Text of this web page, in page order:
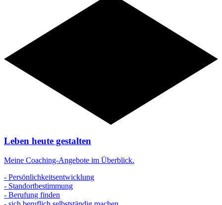
Leben heute gestalten
Meine Coaching-Angebote im Überblick.
- Persönlichkeitsentwicklung
- Standortbestimmung
- Berufung finden